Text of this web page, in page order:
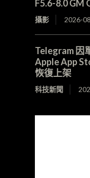
F5.6-8.0 GM
攝影 2026-
Telegram 因
Apple App
恢復上架
科技新聞